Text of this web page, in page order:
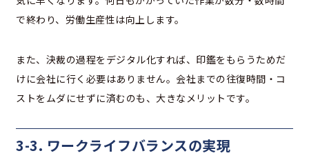
で終わり、労働生産性は向上します。
また、決裁の過程をデジタル化すれば、印鑑をもらうためだ
けに会社に行く必要はありません。会社までの往復時間・コ
ストをムダにせずに済むのも、大きなメリットです。
3-3. ワークライフバランスの実現